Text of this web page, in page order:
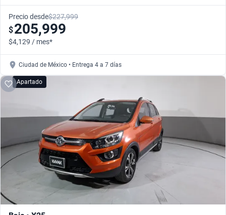
Precio desde$227,999
$205,999
$4,129 / mes*
Ciudad de México • Entrega 4 a 7 días
Apartado